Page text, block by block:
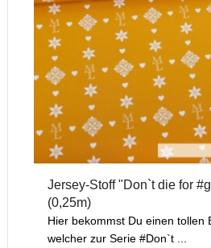
Jersey-Stoff "Don`t die for
(0,25m)
Hier bekommst Du einen tollen
welcher zur Serie #Don`t ...